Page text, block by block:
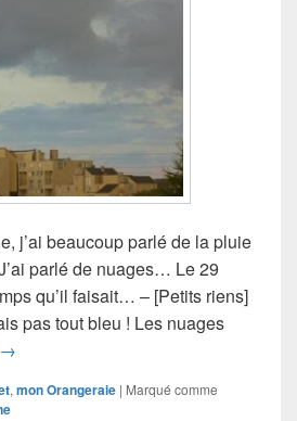
j’ai beaucoup parlé de la pluie
parlé de nuages… Le 29
qu’il faisait… – [Petits riens]
pas tout bleu ! Les nuages
Nuages…
→
, mon Orangeraie | Marqué comme